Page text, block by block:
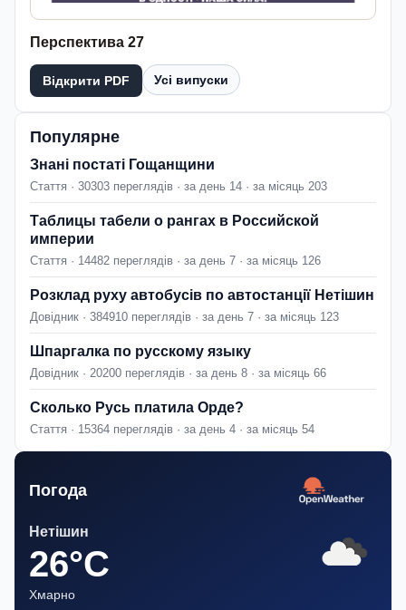
Перспектива 27
Відкрити PDF Усі випуски
Популярне
Знані постаті Гощанщини
Стаття · 30303 переглядів · за день 14 · за місяць 203
Таблицы табели о рангах в Российской
империи
Стаття · 14482 переглядів · за день 7 · за місяць 126
Розклад руху автобусів по автостанції Нетішин
Довідник · 384910 переглядів · за день 7 · за місяць 123
Шпаргалка по русскому языку
Довідник · 20200 переглядів · за день 8 · за місяць 66
Сколько Русь платила Орде?
Стаття · 15364 переглядів · за день 4 · за місяць 54
Погода
Нетішин
26°C
Хмарно